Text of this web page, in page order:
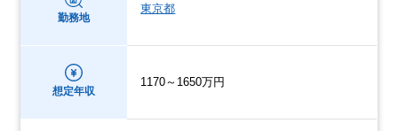
勤務地
東京都
想定年収
1170～1650万円